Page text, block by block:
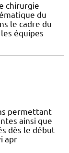
chirurgie
du
le cadre du
équipes
permettant
ainsi que
dès le début
apr